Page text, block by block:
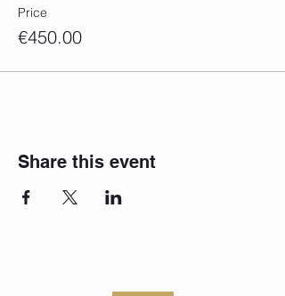
Price
€450.00
Share this event